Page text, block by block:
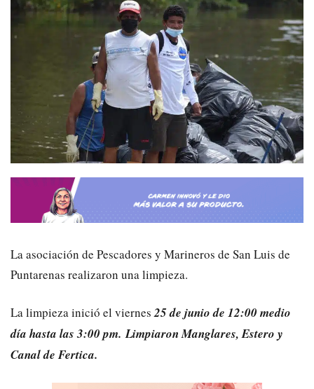
La asociación de Pescadores y Marineros de San Luis de
Puntarenas realizaron una limpieza.
La limpieza inició el viernes25 de junio de 12:00 medio
día hasta las 3:00 pm. Limpiaron Manglares, Estero y
Canal de Fertica.